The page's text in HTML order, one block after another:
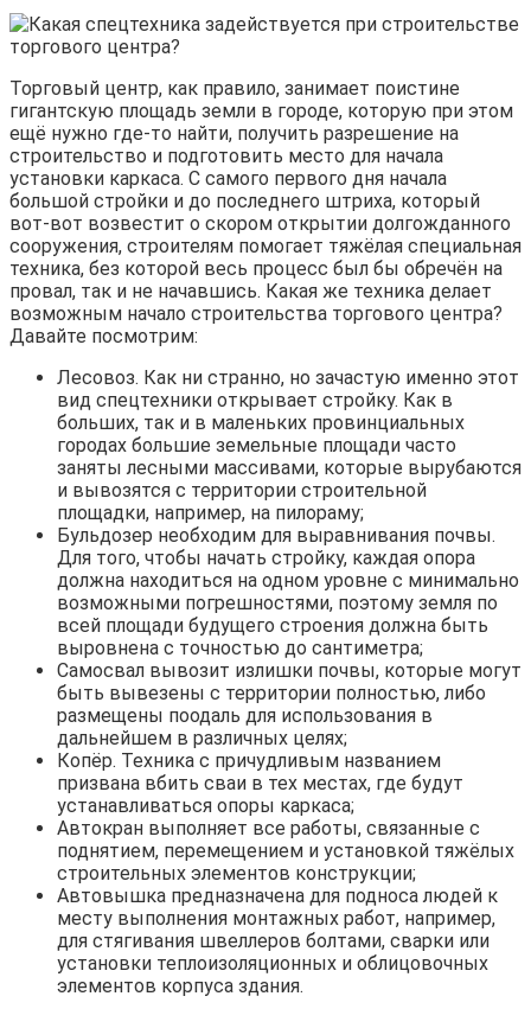
Торговый центр, как правило, занимает поистине
гигантскую площадь земли в городе, которую при этом
ещё нужно где-то найти, получить разрешение на
строительство и подготовить место для начала
установки каркаса. С самого первого дня начала
большой стройки и до последнего штриха, который
вот-вот возвестит о скором открытии долгожданного
сооружения, строителям помогает тяжёлая специальная
техника, без которой весь процесс был бы обречён на
провал, так и не начавшись. Какая же техника делает
возможным начало строительства торгового центра?
Давайте посмотрим:
Лесовоз. Как ни странно, но зачастую именно этот
вид спецтехники открывает стройку. Как в
больших, так и в маленьких провинциальных
городах большие земельные площади часто
заняты лесными массивами, которые вырубаются
и вывозятся с территории строительной
площадки, например, на пилораму;
Бульдозер необходим для выравнивания почвы.
Для того, чтобы начать стройку, каждая опора
должна находиться на одном уровне с минимально
возможными погрешностями, поэтому земля по
всей площади будущего строения должна быть
выровнена с точностью до сантиметра;
Самосвал вывозит излишки почвы, которые могут
быть вывезены с территории полностью, либо
размещены поодаль для использования в
дальнейшем в различных целях;
Копёр. Техника с причудливым названием
призвана вбить сваи в тех местах, где будут
устанавливаться опоры каркаса;
Автокран выполняет все работы, связанные с
поднятием, перемещением и установкой тяжёлых
строительных элементов конструкции;
Автовышка предназначена для подноса людей к
месту выполнения монтажных работ, например,
для стягивания швеллеров болтами, сварки или
установки теплоизоляционных и облицовочных
элементов корпуса здания.